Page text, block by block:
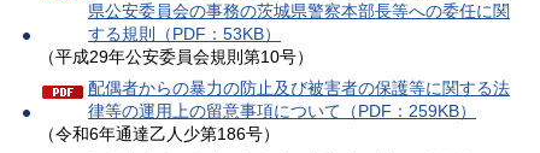
県公安委員会の事務の茨城県警察本部長等への委任に関
する規則（PDF：53KB）
（平成29年公安委員会規則第10号）
配偶者からの暴力の防止及び被害者の保護等に関する法
律等の運用上の留意事項について（PDF：259KB）
（令和6年通達乙人少第186号）